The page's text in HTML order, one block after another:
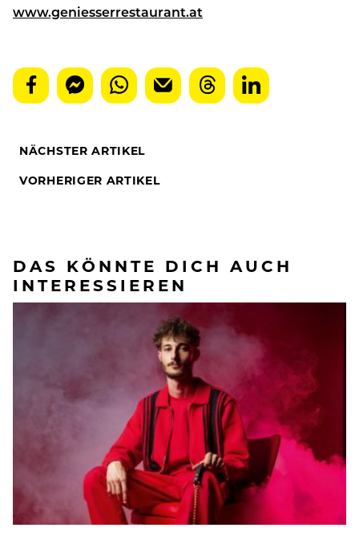
www.geniesserrestaurant.at
NÄCHSTER ARTIKEL
VORHERIGER ARTIKEL
DAS KÖNNTE DICH AUCH
INTERESSIEREN